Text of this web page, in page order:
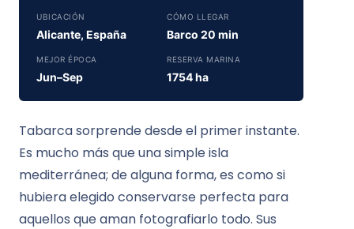
UBICACIÓN
Alicante, España
CÓMO LLEGAR
Barco 20 min
MEJOR ÉPOCA
Jun–Sep
RESERVA MARINA
1754 ha
Tabarca sorprende desde el primer instante.
Es mucho más que una simple isla
mediterránea; de alguna forma, es como si
hubiera elegido conservarse perfecta para
aquellos que aman fotografiarlo todo. Sus